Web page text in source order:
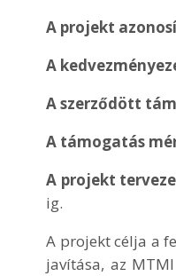
A projekt
A
A szerződött
A támogatás
A projekt
ig.
A projekt célja a
javítása, az